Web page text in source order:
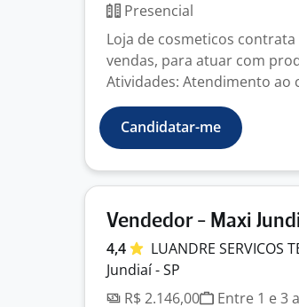
Presencial
Loja de cosmeticos
vendas, para atuar com
Atividades: Atendimento ao
Candidatar-me
Vendedor - Maxi
4,4 LUANDRE SERVICOS
Jundiaí - SP
R$ 2.146,00
Entre 1 e 3